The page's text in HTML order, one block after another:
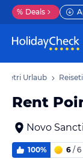
% Deals
Petri Urlaub
Rent
Novo
100% 6 / 6